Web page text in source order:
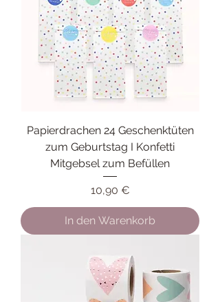
Papierdrachen 24 Geschenktüten
zum Geburtstag I Konfetti
Mitgebsel zum Befüllen
Preis
10,90 €
In den Warenkorb